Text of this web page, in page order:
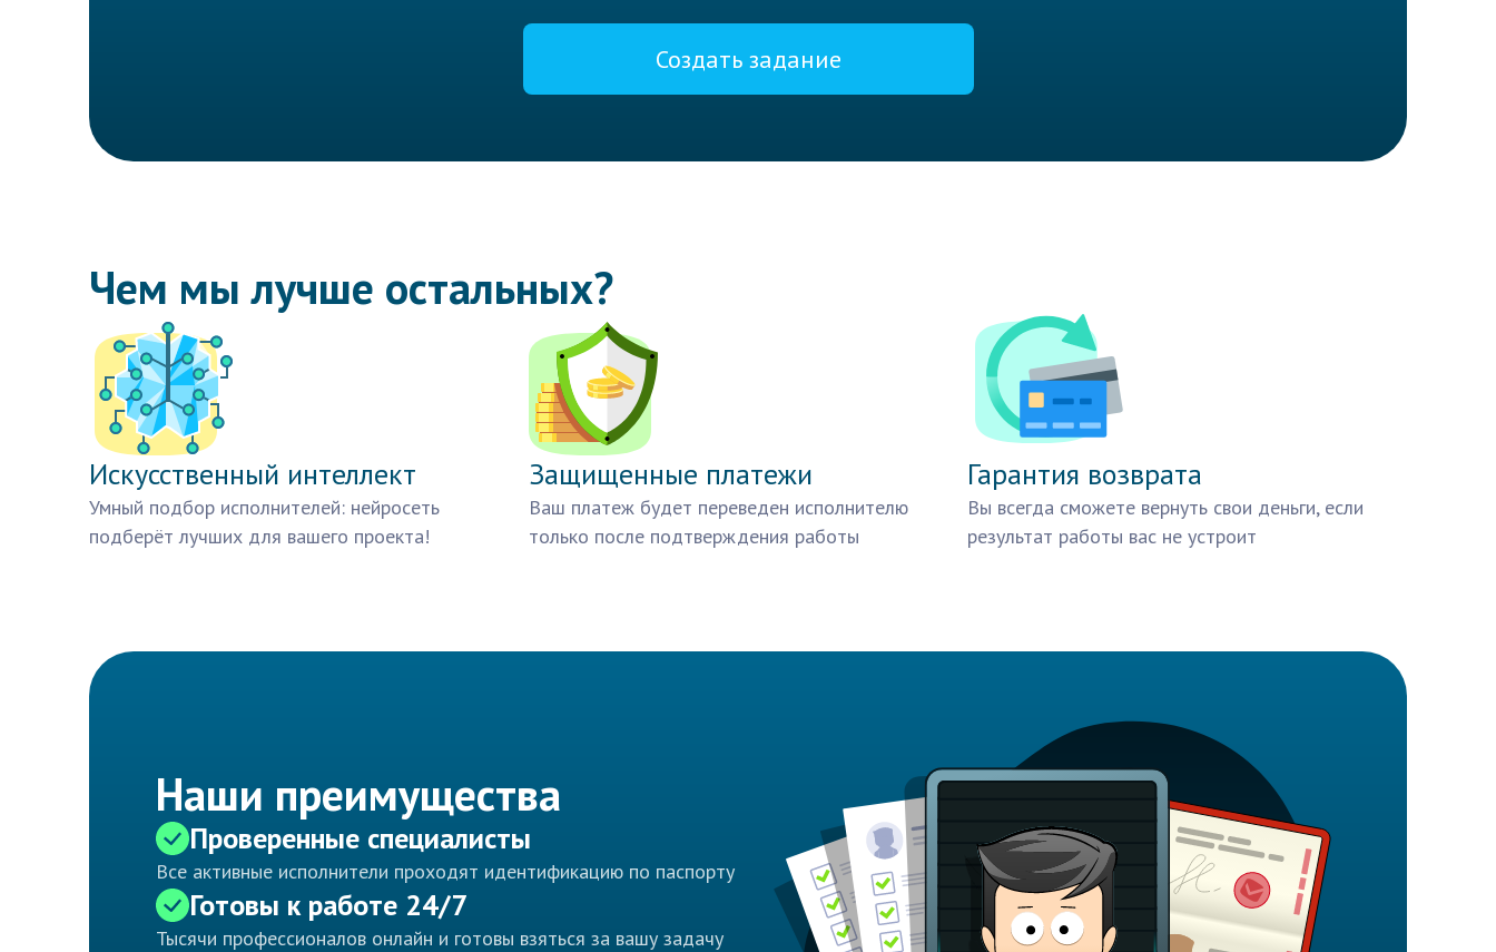
Создать задание
Чем мы лучше остальных?
Искусственный интеллект
Умный подбор исполнителей: нейросеть
подберёт лучших для вашего проекта!
Защищенные платежи
Ваш платеж будет переведен исполнителю
только после подтверждения работы
Гарантия возврата
Вы всегда сможете вернуть свои деньги, если
результат работы вас не устроит
Наши преимущества
Проверенные специалисты
Все активные исполнители проходят идентификацию по паспорту
Готовы к работе 24/7
Тысячи профессионалов онлайн и готовы взяться за вашу задачу